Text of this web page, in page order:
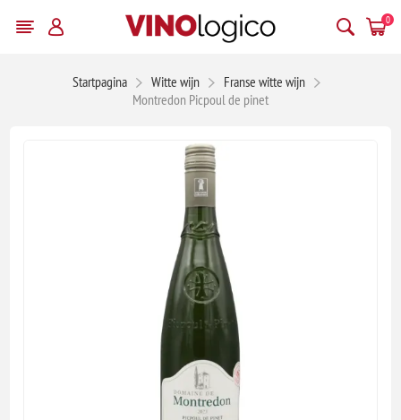
0
Startpagina Witte wijn
Franse witte wijn
Montredon Picpoul de pinet